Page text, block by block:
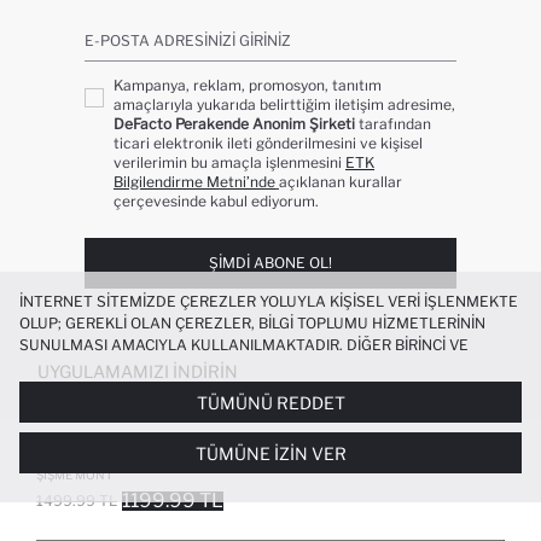
ERKEK ÇOCUK SU GEÇIRMEZ
KAPÜŞONLU FERMUARLI ÇITÇITLI CEPLI
ŞIŞME MONT
1499.99 TL 1199.99 TL
E-POSTA ADRESINIZI GIRINIZ
Kampanya, reklam, promosyon, tanıtım
amaçlarıyla yukarıda belirttiğim iletişim adresime,
DeFacto Perakende Anonim Şirketi tarafından
ticari elektronik ileti gönderilmesini ve kişisel
verilerimin bu amaçla işlenmesini ETK
Bilgilendirme Metni’nde açıklanan kurallar
çerçevesinde kabul ediyorum.
ŞIMDI ABONE OL!
UYGULAMAMIZI İNDIRIN
POPÜLER KATEGORILER
İNTERNET SITEMIZDE ÇEREZLER YOLUYLA KIŞISEL VERI IŞLENMEKTE
OLUP; GEREKLI OLAN ÇEREZLER, BILGI TOPLUMU HIZMETLERININ
SUNULMASI AMACIYLA KULLANILMAKTADIR. DIĞER BIRINCI VE
ÜÇÜNCÜ TARAF ÇEREZLER ISE SIZE DAHA IYI BIR ALIŞVERIŞ
DENEYIMI SUNULABILMESI, SITEMIZIN DAHA IŞLEVSEL KILINMASI VE
KIŞISELLEŞTIRMESI VE AÇIK RIZA VERMENIZ HALINDE, SIZLERE
YÖNELIK PAZARLAMA FAALIYETLERININ YAPILMASI AMAÇLARIYLA
SINIRLI OLARAK KULLANILACAKTIR. ÇEREZLERE DAIR TERCIHLERINIZI
ÇEREZ TERCIHLERIPANELI ARACILIĞIYLA HER ZAMAN YÖNETEBILIR,
ÇEREZLERLE ILGILI DAHA DETAYLI BILGIYE
TÜMÜNÜ REDDET
TÜMÜNE İZIN VER